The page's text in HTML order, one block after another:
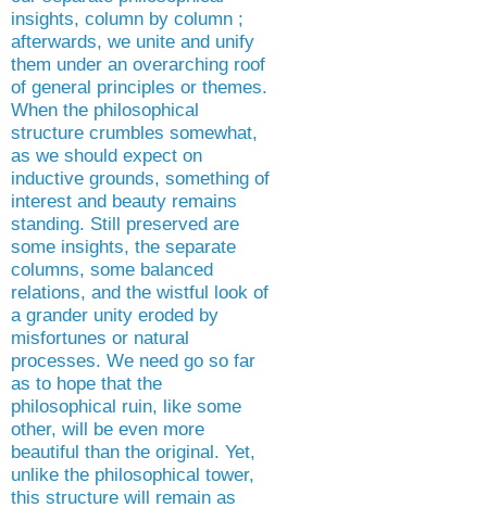
insights, column by column ;
afterwards, we unite and unify
them under an overarching roof
of general principles or themes.
When the philosophical
structure crumbles somewhat,
as we should expect on
inductive grounds, something of
interest and beauty remains
standing. Still preserved are
some insights, the separate
columns, some balanced
relations, and the wistful look of
a grander unity eroded by
misfortunes or natural
processes. We need go so far
as to hope that the
philosophical ruin, like some
other, will be even more
beautiful than the original. Yet,
unlike the philosophical tower,
this structure will remain as